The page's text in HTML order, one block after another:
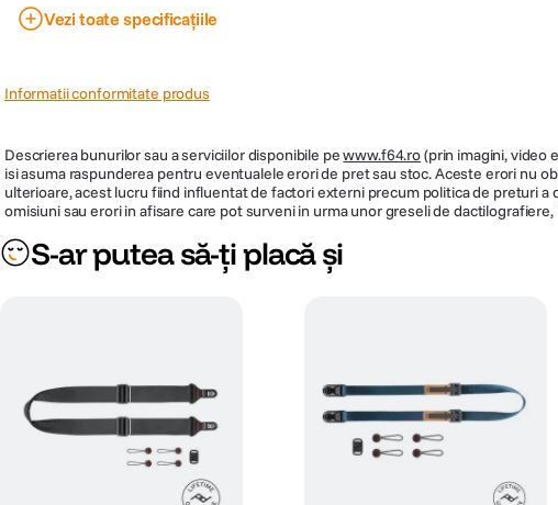
Dimensiuni (WxHxD)
Cod producator
Vezi toate specificațiile
Informatii conformitate produs
Descrierea bunurilor sau a serviciilor disponibile pewww.f64.ro(prin imagini, video
isi asuma raspunderea pentru eventualele erori de pret sau stoc. Aceste erori nu
ulterioare, acest lucru fiind influentat de factori externi precum politica de preturi
omisiuni sau erori in afisare care pot surveni in urma unor greseli de
S-ar putea să-ți placă și